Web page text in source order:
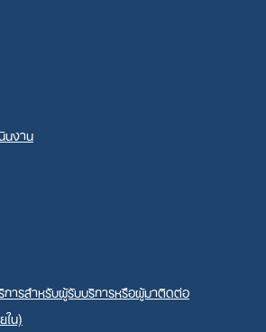
นงาน
การสำหรับผู้รับบริการหรือผู้มาติดต่อ
ใน)